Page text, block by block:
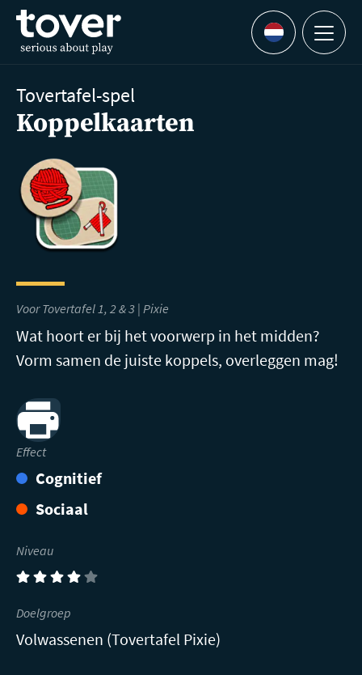
Ga naar hoofdinhoud
Languages
Menu
Tovertafel-spel
Koppelkaarten
Voor Tovertafel 1, 2 & 3 | Pixie
Wat hoort er bij het voorwerp in het midden?
Vorm samen de juiste koppels, overleggen mag!
Print
Effect
Cognitief
Sociaal
Niveau
(4)
Doelgroep
Volwassenen (Tovertafel Pixie)